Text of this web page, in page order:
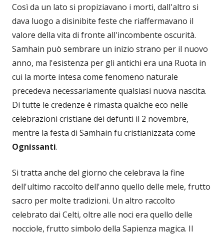
Così da un lato si propiziavano i morti, dall'altro si
dava luogo a disinibite feste che riaffermavano il
valore della vita di fronte all'incombente oscurità.
Samhain può sembrare un inizio strano per il nuovo
anno, ma l'esistenza per gli antichi era una Ruota in
cui la morte intesa come fenomeno naturale
precedeva necessariamente qualsiasi nuova nascita.
Di tutte le credenze è rimasta qualche eco nelle
celebrazioni cristiane dei defunti il 2 novembre,
mentre la festa di Samhain fu cristianizzata come
Ognissanti.
Si tratta anche del giorno che celebrava la fine
dell'ultimo raccolto dell'anno quello delle mele, frutto
sacro per molte tradizioni. Un altro raccolto
celebrato dai Celti, oltre alle noci era quello delle
nocciole, frutto simbolo della Sapienza magica. Il